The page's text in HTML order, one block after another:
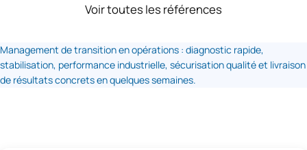
Voir toutes les références
Management de transition en opérations : diagnostic rapide,
stabilisation, performance industrielle, sécurisation qualité et livraison
de résultats concrets en quelques semaines.